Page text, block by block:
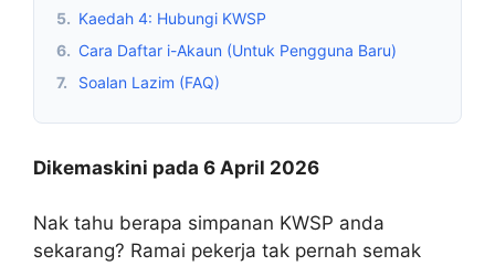
5. Kaedah 4: Hubungi KWSP
6. Cara Daftar i-Akaun (Untuk Pengguna Baru)
7.
Soalan Lazim (FAQ)
Dikemaskini pada 6 April 2026
Nak tahu berapa simpanan KWSP anda
sekarang? Ramai pekerja tak pernah semak